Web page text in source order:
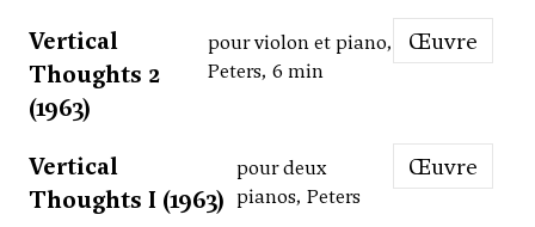
Vertical
Thoughts 2
(1963)
pour violon et piano,
Peters, 6 min
Œuvre
Vertical
Thoughts I (1963)
pour deux
pianos, Peters
Œuvre